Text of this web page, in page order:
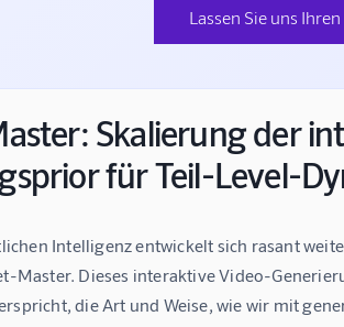
Lassen Sie uns
Skalierung der
für Teil-Level-
Intelligenz entwickelt sich rasant
Master. Dieses interaktive Video-
die Art und Weise, wie wir mit